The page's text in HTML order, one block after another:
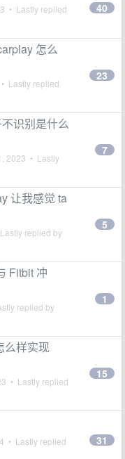
• Lastly replied
40
怎么
• Lastly replied
23
识别是什么
2023 • Lastly
7
让我感觉 ta
replied by
5
Fitbit 冲
replied by
1
么样实现
• Lastly replied
15
• Lastly replied
31